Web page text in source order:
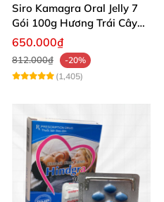
Siro Kamagra Oral Jelly 7
Gói 100g Hương Trái Cây
Tăng Cường Sinh Lý Nam
650.000₫
812.000₫
-20%
(1,405)